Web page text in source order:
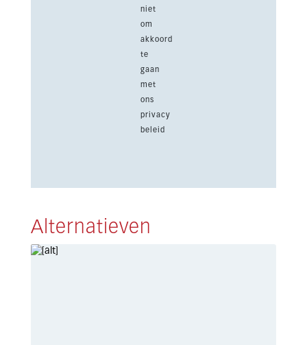
niet
om
akkoord
te
gaan
met
ons
privacy
beleid
Alternatieven